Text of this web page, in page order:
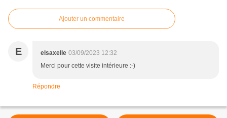
Ajouter un commentaire
E elsaxelle 03/09/2023 12:32
Merci pour cette visite intérieure :-)
Répondre